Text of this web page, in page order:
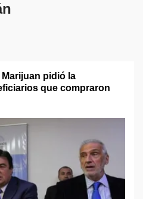
pidió la
que compraron